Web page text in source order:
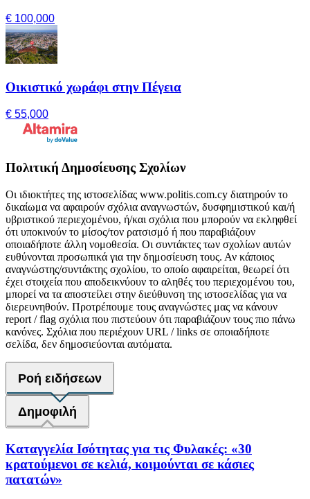
€ 100,000
Οικιστικό χωράφι στην Πέγεια
€ 55,000
Πολιτική Δημοσίευσης Σχολίων
Οι ιδιοκτήτες της ιστοσελίδας www.politis.com.cy διατηρούν το
δικαίωμα να αφαιρούν σχόλια αναγνωστών, δυσφημιστικού και/ή
υβριστικού περιεχομένου, ή/και σχόλια που μπορούν να εκληφθεί
ότι υποκινούν το μίσος/τον ρατσισμό ή που παραβιάζουν
οποιαδήποτε άλλη νομοθεσία. Οι συντάκτες των σχολίων αυτών
ευθύνονται προσωπικά για την δημοσίευση τους. Αν κάποιος
αναγνώστης/συντάκτης σχολίου, το οποίο αφαιρείται, θεωρεί ότι
έχει στοιχεία που αποδεικνύουν το αληθές του περιεχομένου του,
μπορεί να τα αποστείλει στην διεύθυνση της ιστοσελίδας για να
διερευνηθούν. Προτρέπουμε τους αναγνώστες μας να κάνουν
report / flag σχόλια που πιστεύουν ότι παραβιάζουν τους πιο πάνω
κανόνες. Σχόλια που περιέχουν URL / links σε οποιαδήποτε
σελίδα, δεν δημοσιεύονται αυτόματα.
Ροή ειδήσεων
Δημοφιλή
Καταγγελία Ισότητας για τις Φυλακές: «30
κρατούμενοι σε κελιά, κοιμούνται σε κάσιες
πατατών»